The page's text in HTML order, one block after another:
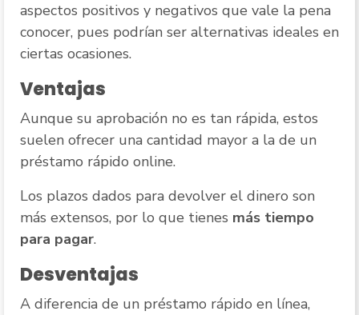
aspectos positivos y negativos que vale la pena
conocer, pues podrían ser alternativas ideales en
ciertas ocasiones.
Ventajas
Aunque su aprobación no es tan rápida, estos
suelen ofrecer una cantidad mayor a la de un
préstamo rápido online.
Los plazos dados para devolver el dinero son
más extensos, por lo que tienes más tiempo
para pagar.
Desventajas
A diferencia de un préstamo rápido en línea,